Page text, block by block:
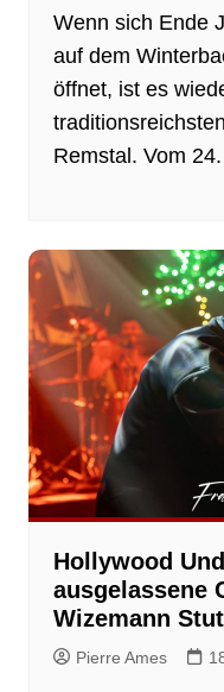
Wenn sich Ende
auf dem
öffnet, ist es
Remstal. Vom 24.
Hollywood
ausgelassene
Wizemann
Pierre Ames